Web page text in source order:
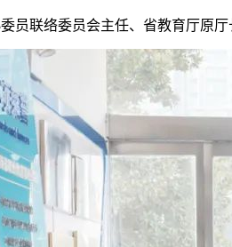
员联络委员会主任、省教育厅原